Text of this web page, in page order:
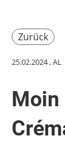
Zurück
25.02.2024, AL
Moin